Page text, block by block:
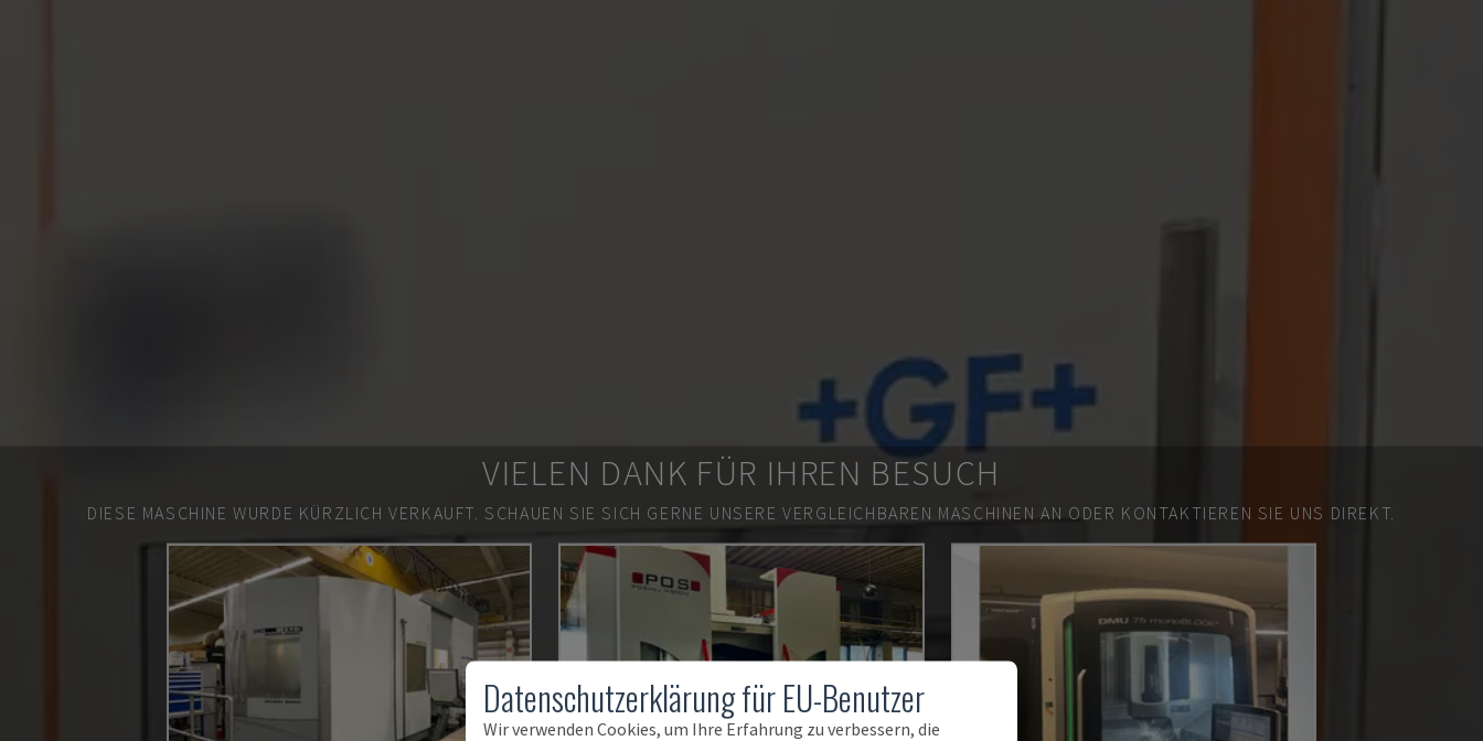
VIELEN DANK FÜR IHREN BESUCH
DIESE MASCHINE WURDE KÜRZLICH VERKAUFT. SCHAUEN SIE SICH GERNE UNSERE VERGLEICHBAREN MASCHINEN AN ODER KONTAKTIEREN SIE UNS DIREKT.
Datenschutzerklärung für EU-Benutzer
Wir verwenden Cookies, um Ihre Erfahrung zu verbessern, die